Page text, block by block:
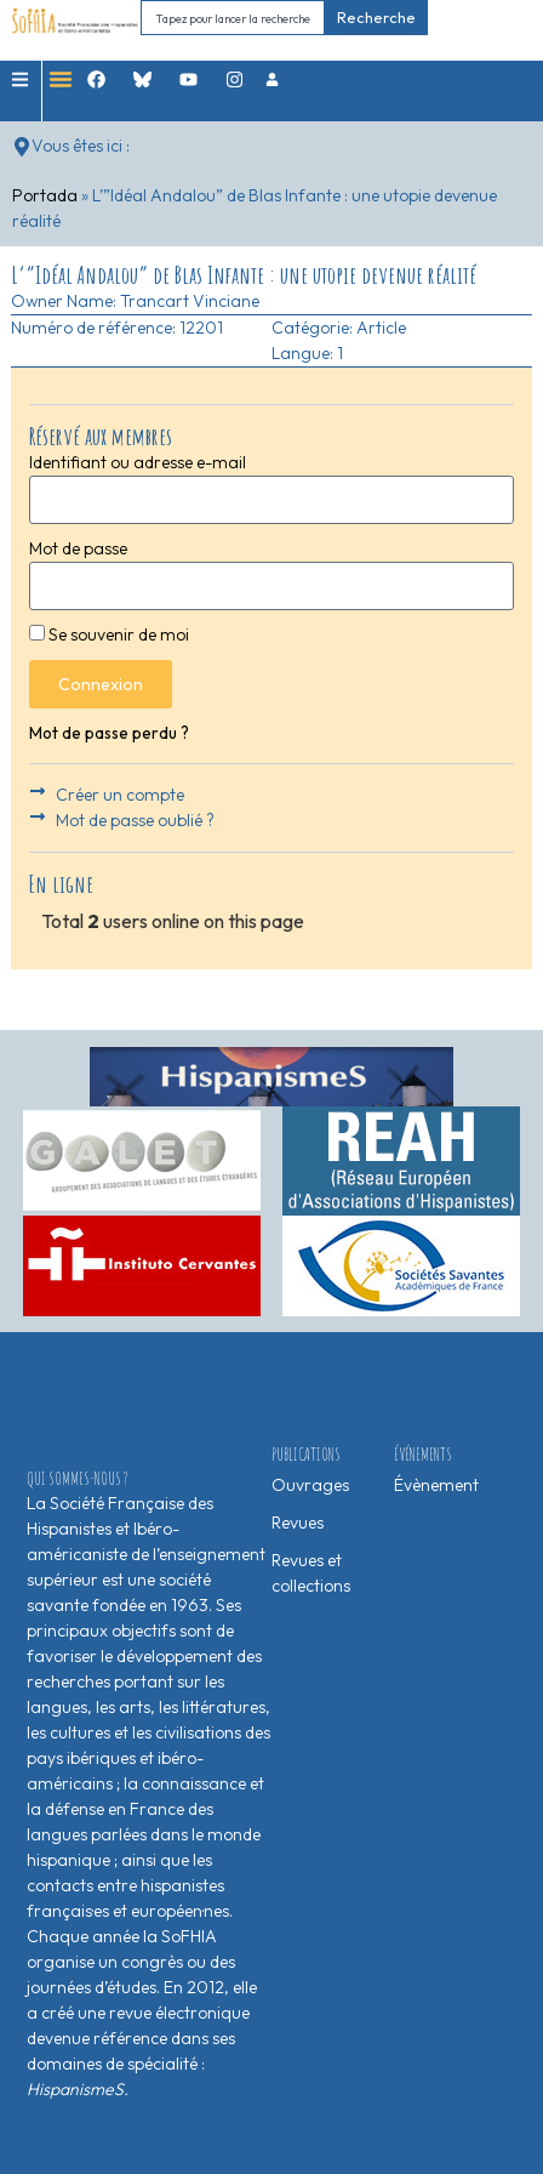
Recherche
Vous êtes ici :
Portada » L’”Idéal Andalou” de Blas Infante : une utopie devenue
réalité
Réservé aux membres
Identifiant ou adresse e-mail
Mot de passe
Se souvenir de moi
Connexion
Mot de passe perdu ?
Créer un compte
Mot de passe oublié ?
En ligne
Total 2 users online on this page
L’”Idéal Andalou” de Blas Infante : une utopie devenue réalité
Owner Name: Trancart Vinciane
Numéro de référence: 12201
Catégorie: Article
Langue: 1
ÉVÉNEMENTS
Évènement
PUBLICATIONS
Ouvrages
Revues
Revues et
collections
QUI SOMMES-NOUS ?
La Société Française des
Hispanistes et Ibéro-
américaniste de l’enseignement
supérieur est une société
savante fondée en 1963. Ses
principaux objectifs sont de
favoriser le développement des
recherches portant sur les
langues, les arts, les littératures,
les cultures et les civilisations des
pays ibériques et ibéro-
américains ; la connaissance et
la défense en France des
langues parlées dans le monde
hispanique ; ainsi que les
contacts entre hispanistes
français·es et européen·nes.
Chaque année la SoFHIA
organise un congrès ou des
journées d’études. En 2012, elle
a créé une revue électronique
devenue référence dans ses
domaines de spécialité :
HispanismeS.